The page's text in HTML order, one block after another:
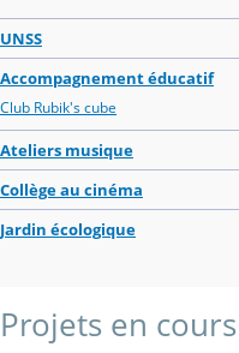
UNSS
Accompagnement éducatif
Club Rubik's cube
Ateliers musique
Collège au cinéma
Jardin écologique
Projets en cours